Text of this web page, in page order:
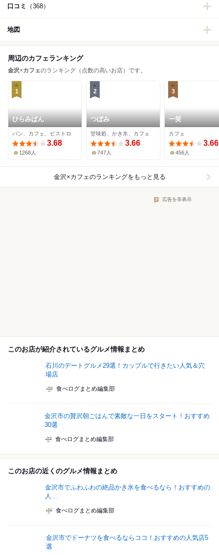
口コミ （368）
地図
周辺のカフェランキング
金沢×カフェのランキング（点数の高いお店）です。
1
ひらみぱん
パン、カフェ、ビストロ
3.68
1268人
2
つぼみ
甘味処、かき氷、カフェ
3.66
747人
3
一笑
カフェ
3.66
456人
金沢×カフェのランキングをもっと見る
広告を非表示
このお店が紹介されているグルメ情報まとめ
石川のデートグルメ29選！カップルで行きたい人気＆穴
場店
食べログまとめ編集部
金沢市の贅沢朝ごはんで素敵な一日をスタート！おすすめ
30選
食べログまとめ編集部
このお店の近くのグルメ情報まとめ
金沢市でふわふわの絶品かき氷を食べるなら！おすすめの
人...
食べログまとめ編集部
金沢市でドーナツを食べるならココ！おすすめの人気店5
選